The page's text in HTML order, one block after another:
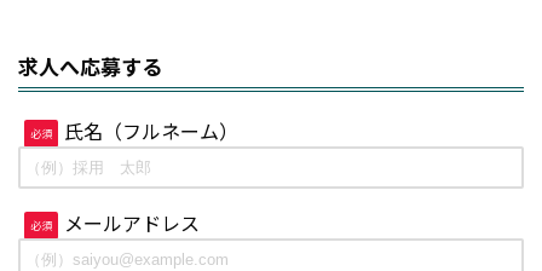
求人へ応募する
必須 氏名（フルネーム）
必須 メールアドレス